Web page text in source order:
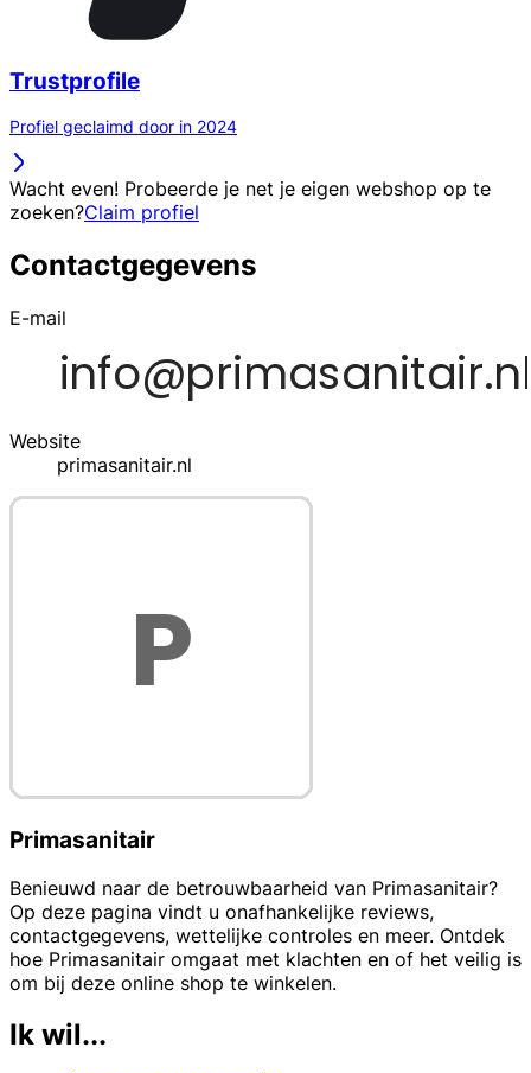
Trustprofile
Profiel geclaimd door in 2024
Wacht even! Probeerde je net je eigen webshop op te
zoeken?Claim profiel
Contactgegevens
E-mail
Website
primasanitair.nl
Primasanitair
Benieuwd naar de betrouwbaarheid van Primasanitair?
Op deze pagina vindt u onafhankelijke reviews,
contactgegevens, wettelijke controles en meer. Ontdek
hoe Primasanitair omgaat met klachten en of het veilig is
om bij deze online shop te winkelen.
Ik wil...